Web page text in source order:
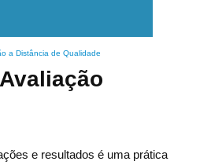
a Distância de Qualidade
e resultados é uma prática